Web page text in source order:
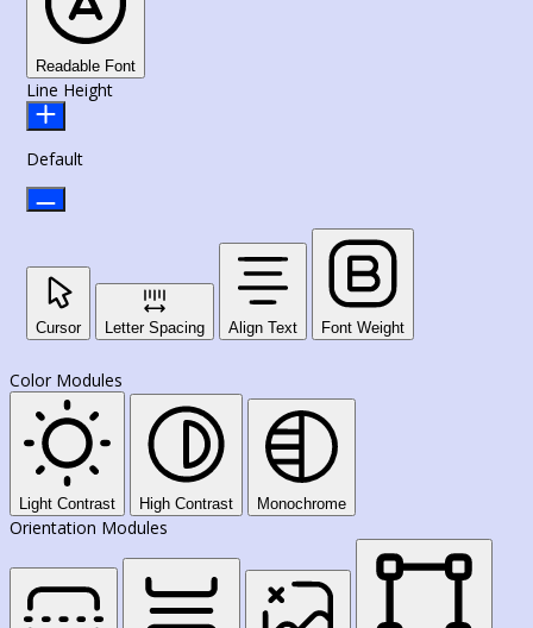
Readable Font
Line Height
Default
Cursor Letter Spacing Align Text Font Weight
Color Modules
Light Contrast High Contrast Monochrome
Orientation Modules